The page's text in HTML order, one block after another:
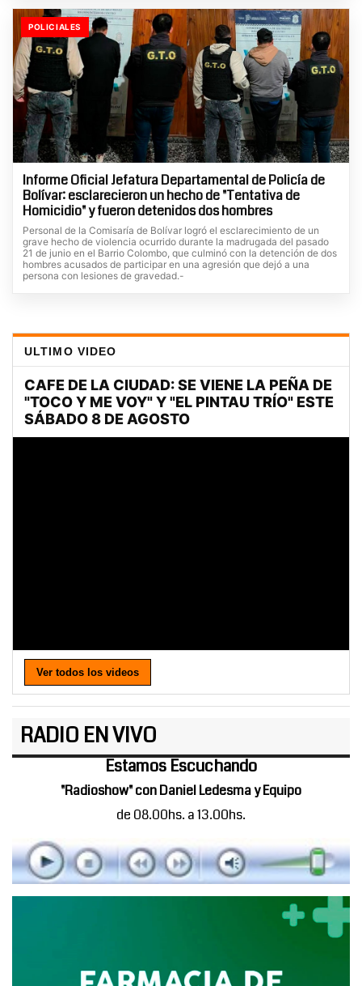
POLICIALES
Informe Oficial Jefatura Departamental de Policía de
Bolívar: esclarecieron un hecho de "Tentativa de
Homicidio" y fueron detenidos dos hombres
Personal de la Comisaría de Bolívar logró el esclarecimiento de un
grave hecho de violencia ocurrido durante la madrugada del pasado
21 de junio en el Barrio Colombo, que culminó con la detención de dos
hombres acusados de participar en una agresión que dejó a una
persona con lesiones de gravedad.-
ULTIMO VIDEO
Ver todos los videos
RADIO EN VIVO
Estamos Escuchando
"Radioshow" con Daniel Ledesma y Equipo
de 08.00hs. a 13.00hs.